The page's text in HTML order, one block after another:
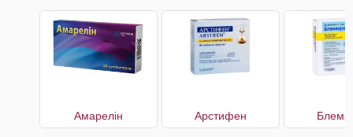
Амарелін Арстифен